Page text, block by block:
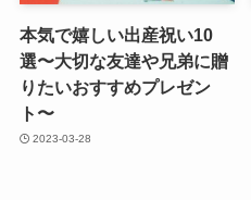
本気で嬉しい出産祝い10
選〜大切な友達や兄弟に贈
りたいおすすめプレゼン
ト〜
2023-03-28